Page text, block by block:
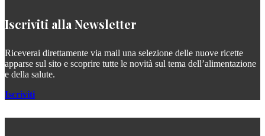
Iscriviti alla Newsletter
Riceverai direttamente via mail una selezione delle nuove ricette
apparse sul sito e scoprire tutte le novità sul tema dell’alimentazione
e della salute.
Iscriviti